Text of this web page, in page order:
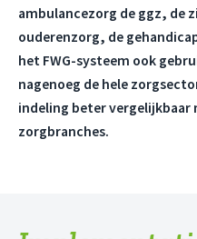
ambulancezorg de ggz, de
ouderenzorg, de
het FWG-systeem ook
nagenoeg de hele
indeling beter
zorgbranches.